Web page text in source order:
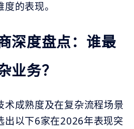
的表现。
深度盘点：谁最
业务？
术成熟度及在复杂流程场景
出以下6家在2026年表现突